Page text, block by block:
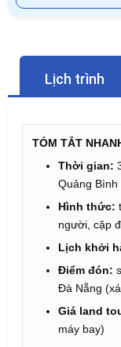
Lịch trình
TÓM TẮT
Thời gian:
Quảng
Hình thức:
người, cặp
Lịch khởi
Điểm đón:
Đà Nẵng
Giá land
máy bay)